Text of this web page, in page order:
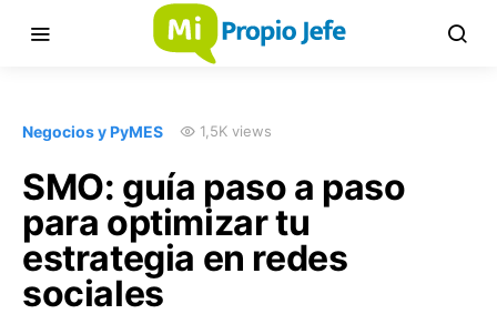
Negocios y PyMES 1,5K views
SMO: guía paso a paso
para optimizar tu
estrategia en redes
sociales